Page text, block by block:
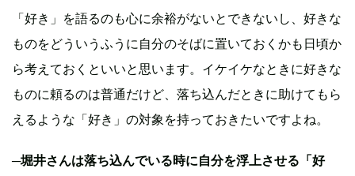
「好き」を語るのも心に余裕がないとできないし、好きな
ものをどういうふうに自分のそばに置いておくかも日頃か
ら考えておくといいと思います。イケイケなときに好きな
ものに頼るのは普通だけど、落ち込んだときに助けてもら
えるような「好き」の対象を持っておきたいですよね。
─堀井さんは落ち込んでいる時に自分を浮上させる「好